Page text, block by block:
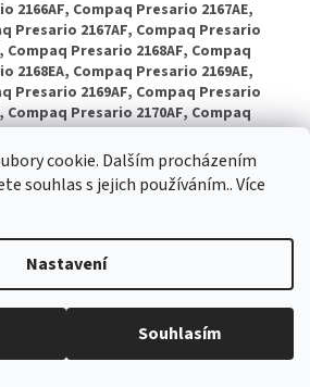
cookie. Dalším procházením
souhlas s jejich používáním.. Více
Nastavení
Souhlasím